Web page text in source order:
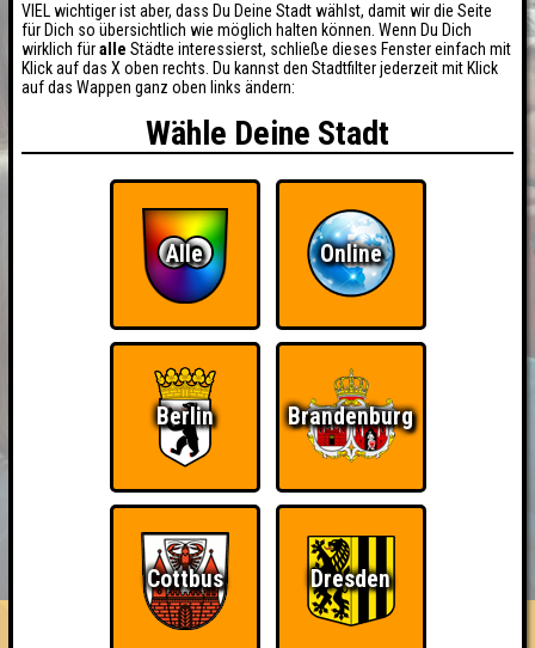
HIGHSCORE RESERVIERUNG
FAQ ÜBER UNS
VIEL wichtiger ist aber, dass Du Deine Stadt wählst, damit wir die Seite
für Dich so übersichtlich wie möglich halten können. Wenn Du Dich
wirklich füralle Städte interessierst, schließe dieses Fenster einfach mit
Klick auf das X oben rechts. Du kannst den Stadtfilter jederzeit mit Klick
auf das Wappen ganz oben links ändern:
Wähle Deine Stadt
Alle Online
Berlin Brandenburg
Cottbus Dresden